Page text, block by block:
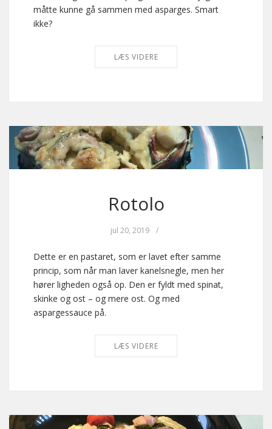
måtte kunne gå sammen med asparges. Smart
ikke?
LÆS VIDERE
Rotolo
jul 20, 2019 /
Dette er en pastaret, som er lavet efter samme
princip, som når man laver kanelsnegle, men her
hører ligheden også op. Den er fyldt med spinat,
skinke og ost – og mere ost. Og med
aspargessauce på.
LÆS VIDERE